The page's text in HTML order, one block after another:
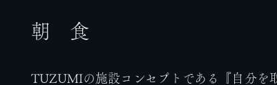
朝 食
TUZUMIの施設コンセプトである『自分を